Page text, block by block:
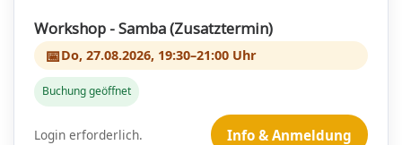
Workshop - Samba (Zusatztermin)
📅Do, 27.08.2026, 19:30–21:00 Uhr
Buchung geöffnet
Login erforderlich. Info & Anmeldung